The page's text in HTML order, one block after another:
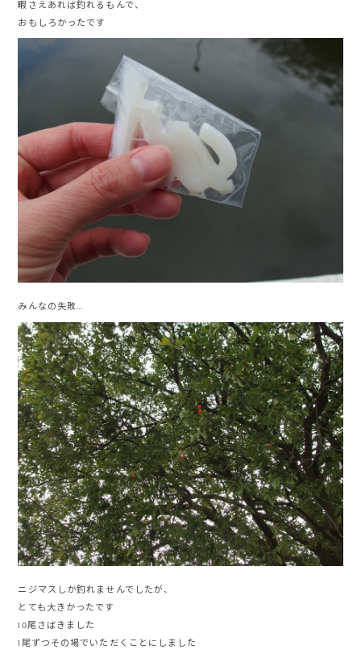
暇さえあれば釣れるもんで、
おもしろかったです
みんなの失敗…
ニジマスしか釣れませんでしたが、
とても大きかったです
10尾さばきました
1尾ずつその場でいただくことにしました